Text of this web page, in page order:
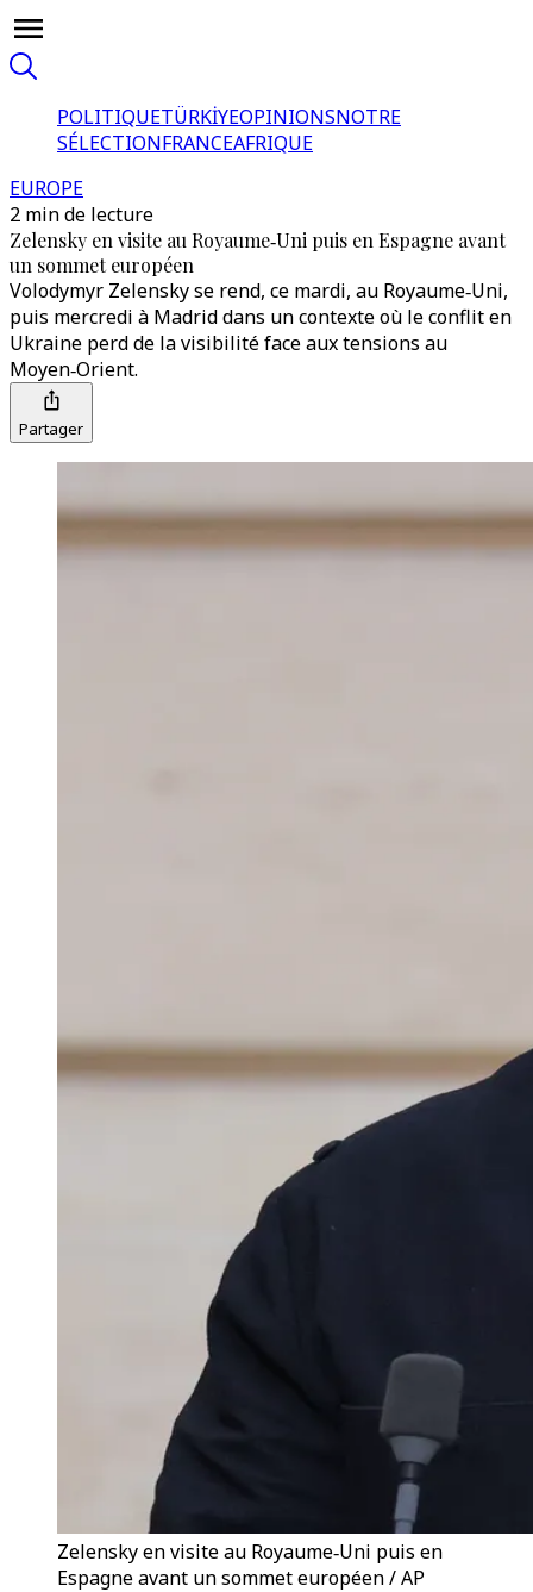
POLITIQUETÜRKİYEOPINIONSNOTRE
SÉLECTIONFRANCEAFRIQUE
EUROPE
2 min de lecture
Zelensky en visite au Royaume‑Uni puis en Espagne avant
un sommet européen
Volodymyr Zelensky se rend, ce mardi, au Royaume‑Uni,
puis mercredi à Madrid dans un contexte où le conflit en
Ukraine perd de la visibilité face aux tensions au
Moyen‑Orient.
Partager
Zelensky en visite au Royaume‑Uni puis en
Espagne avant un sommet européen / AP